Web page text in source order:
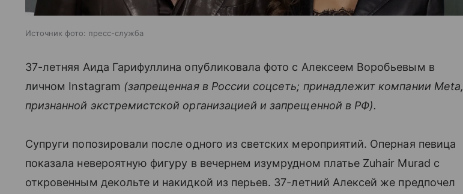
Источник фото: пресс-служба
37-летняя Аида Гарифуллина опубликовала фото с Алексеем Воробьевым в
личном Instagram (запрещенная в России соцсеть; принадлежит компании Meta,
признанной экстремистской организацией и запрещенной в РФ).
Супруги попозировали после одного из светских мероприятий. Оперная певица
показала невероятную фигуру в вечернем изумрудном платье Zuhair Murad с
откровенным декольте и накидкой из перьев. 37-летний Алексей же предпочел